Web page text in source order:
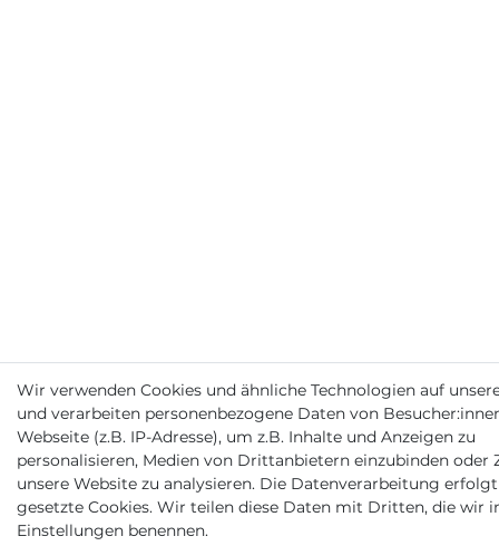
Wir verwenden Cookies und ähnliche Technologien auf
und verarbeiten personenbezogene Daten von
Webseite (z.B. IP-Adresse), um z.B. Inhalte und Anzeigen zu
personalisieren, Medien von Drittanbietern einzubinden oder
unsere Website zu analysieren. Die Datenverarbeitung
gesetzte Cookies. Wir teilen diese Daten mit Dritten, die wir
Einstellungen benennen.